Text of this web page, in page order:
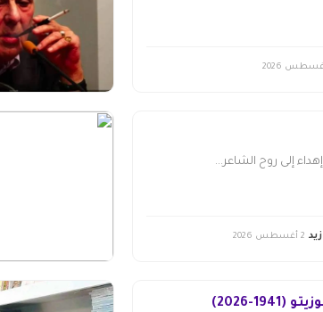
إلى روح الشاعر...
2 أغسطس 2026
2026)